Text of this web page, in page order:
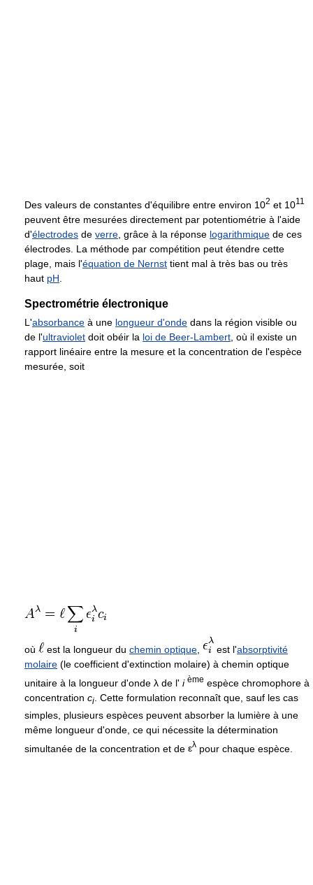
Des valeurs de constantes d'équilibre entre environ 102 et 1011
peuvent être mesurées directement par potentiométrie à l'aide
d'électrodes de verre , grâce à la réponse logarithmique de ces
électrodes. La méthode par compétition peut étendre cette
plage, mais l'équation de Nernst tient mal à très bas ou très
haut pH
Spectrométrie électronique
L'absorbance à une longueur d'onde dans la région visible ou
de l'ultraviolet doit obéir la loi de Beer-Lambert , où il existe un
rapport linéaire entre la mesure et la concentration de l'espèce
mesurée, soit
où est la longueur du chemin optique est l'absorptivité
molaire (le coefficient d'extinction molaire) à chemin optique
unitaire à la longueur d'onde λ de l' i ème espèce chromophore à
concentration ci
. Cette formulation reconnaît que, sauf les cas
simples, plusieurs espèces peuvent absorber la lumière à une
même longueur d'onde, ce qui nécessite la détermination
simultanée de la concentration et de ελ pour chaque espèce.